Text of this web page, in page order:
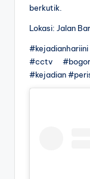
berkutik.
Lokasi: Jalan
#cctv
#kejadian